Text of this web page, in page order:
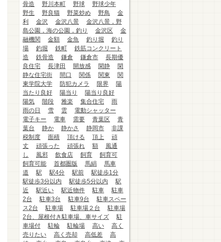
骨造
野川本町 野球
野球少年
野生
野良猫 野菜炒め 野鳥
金
利
金沢 金沢八景
金沢八景，野
島公園，海の公園，釣り
金沢区
金
融機関
金額 金魚 釣り堀
釣り
場
釣堀 鉄町
鉄筋コンクリート
造
鉄骨造 鎌倉 鎌倉市
長期優
良住宅
長津田 開放感 閑静
閑
静な住宅街
間口 関係 関東
関
東学院大学
防犯カメラ 限界
陽
当たり良好
陽当り
陽当り良好
陽気
階段 雅楽 集合住宅
雨
雨の日
雪 雲
電動シャッター
電子キー
電車 需要 青葉区
青
葉台
静か 静かさ 静岡市
非課
税制度
面積 頂ける 頂上
頑
丈
頑張った 頑張れ 額
風通
し
風邪 飲食店 飼育
飼育可
飼育可能
首都圏版 馬絹
馬車
道
駅 駅4分 駅前
駅徒歩1分
駅徒歩3分以内
駅徒歩5分以内
駅
近
駅近い 駅近物件 駐車
駐車
2台
駐車3台 駐車9台
駐車スペー
ス2台
駐車場 駐車場２台
駐車場
2台、屋根付き駐車場、車サイズ
駐
車場付
駐輪 駐輪場 高い
高く
売りたい
高く売却 高低差
高